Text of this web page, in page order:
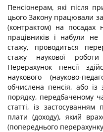
Пенсіонерам, які після
цього Закону працювали
(контрактом) на посадах
працівників і набули
стажу, проводиться
стажу наукової
Перерахунок пенсії
наукового (науково-
обчислена пенсія, або із
порядку, передбаченому
статті, із застосуванням
плати (доходу), який
(попереднього